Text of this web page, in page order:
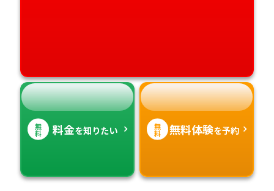
無
料 料金を知りたい 無
料 無料体験を予約